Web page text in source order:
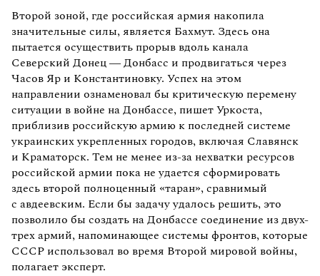
Второй зоной, где российская армия накопила
значительные силы, является Бахмут. Здесь она
пытается осуществить прорыв вдоль канала
Северский Донец — Донбасс и продвигаться через
Часов Яр и Константиновку. Успех на этом
направлении ознаменовал бы критическую перемену
ситуации в войне на Донбассе, пишет Уркоста,
приблизив российскую армию к последней системе
украинских укрепленных городов, включая Славянск
и Краматорск. Тем не менее из-за нехватки ресурсов
российской армии пока не удается сформировать
здесь второй полноценный «таран», сравнимый
с авдеевским. Если бы задачу удалось решить, это
позволило бы создать на Донбассе соединение из двух-
трех армий, напоминающее системы фронтов, которые
СССР использовал во время Второй мировой войны,
полагает эксперт.